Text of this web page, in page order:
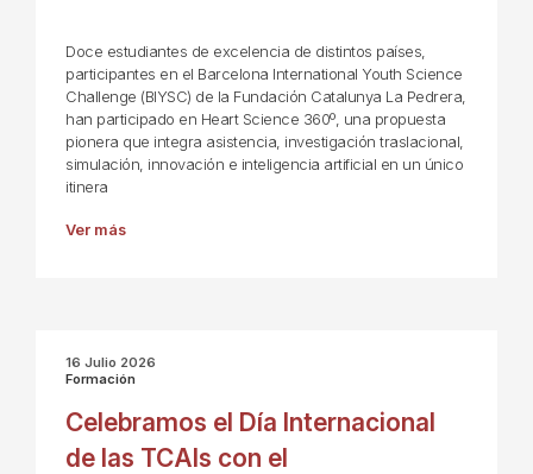
Doce estudiantes de excelencia de distintos países,
participantes en el Barcelona International Youth Science
Challenge (BIYSC) de la Fundación Catalunya La Pedrera,
han participado en Heart Science 360º, una propuesta
pionera que integra asistencia, investigación traslacional,
simulación, innovación e inteligencia artificial en un único
itinera
Ver más
16 Julio 2026
Formación
Celebramos el Día Internacional
de las TCAIs con el